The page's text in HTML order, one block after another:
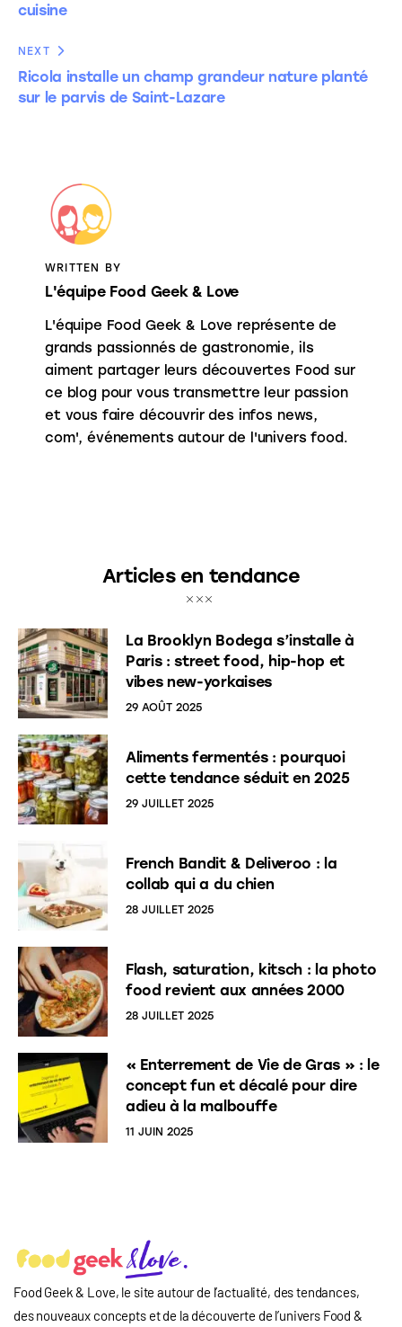
cuisine
NEXT
Ricola installe un champ grandeur nature planté
sur le parvis de Saint-Lazare
WRITTEN BY
L'équipe Food Geek & Love
L'équipe Food Geek & Love représente de
grands passionnés de gastronomie, ils
aiment partager leurs découvertes Food sur
ce blog pour vous transmettre leur passion
et vous faire découvrir des infos news,
com', événements autour de l'univers food.
Articles en tendance
La Brooklyn Bodega s’installe à
Paris : street food, hip-hop et
vibes new-yorkaises
29 AOÛT 2025
Aliments fermentés : pourquoi
cette tendance séduit en 2025
29 JUILLET 2025
French Bandit & Deliveroo : la
collab qui a du chien
28 JUILLET 2025
Flash, saturation, kitsch : la photo
food revient aux années 2000
28 JUILLET 2025
« Enterrement de Vie de Gras » : le
concept fun et décalé pour dire
adieu à la malbouffe
11 JUIN 2025
Food Geek & Love, le site autour de l’actualité, des tendances,
des nouveaux concepts et de la découverte de l’univers Food&